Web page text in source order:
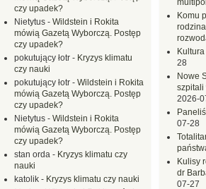
Komu
28
Nowe
szpitali
2026-
07-28
Kulisy
dr
07-27
czy upadek?
Nietytus - Wildstein i Rokita
mówią Gazetą Wyborczą. Postęp
czy upadek?
pokutujący łotr - Kryzys klimatu
czy nauki
pokutujący łotr - Wildstein i Rokita
mówią Gazetą Wyborczą. Postęp
czy upadek?
Nietytus - Wildstein i Rokita
mówią Gazetą Wyborczą. Postęp
czy upadek?
stan orda - Kryzys klimatu czy
nauki
katolik - Kryzys klimatu czy nauki